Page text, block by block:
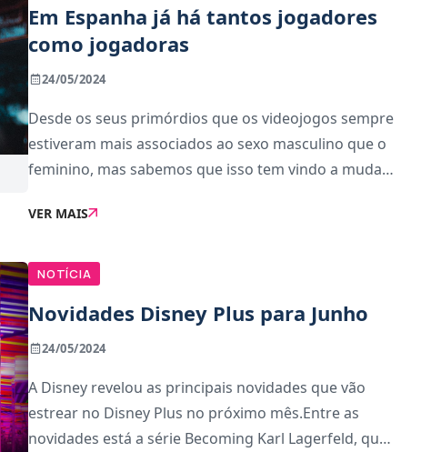
Em Espanha já há tantos jogadores
como jogadoras
24/05/2024
Desde os seus primórdios que os videojogos sempre
estiveram mais associados ao sexo masculino que o
feminino, mas sabemos que isso tem vindo a mudar
mais recentes, a balança já está quase, quase equi
VER MAIS
NOTÍCIA
Novidades Disney Plus para Junho
24/05/2024
A Disney revelou as principais novidades que vão
estrear no Disney Plus no próximo mês.Entre as
novidades está a série Becoming Karl Lagerfeld, que